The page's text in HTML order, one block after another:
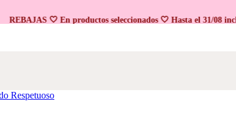
REBAJAS 🤍 En productos seleccionados 🤍 Hasta el 31/08